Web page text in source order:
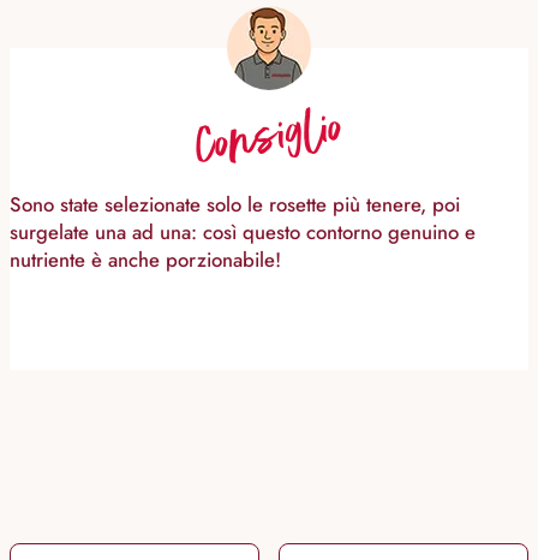
Consiglio
Sono state selezionate solo le rosette più tenere, poi
surgelate una ad una: così questo contorno genuino e
nutriente è anche porzionabile!